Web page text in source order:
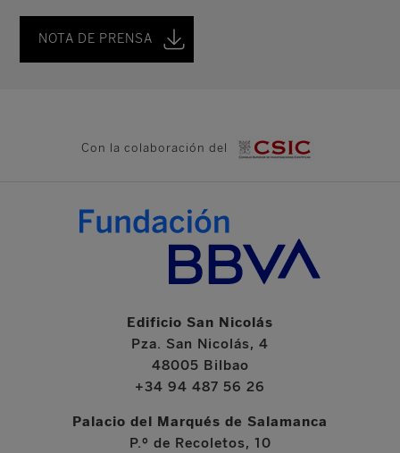
NOTA DE PRENSA
Con la colaboración del
Edificio San Nicolás
Pza. San Nicolás, 4
48005 Bilbao
+34 94 487 56 26
Palacio del Marqués de Salamanca
P.º de Recoletos, 10